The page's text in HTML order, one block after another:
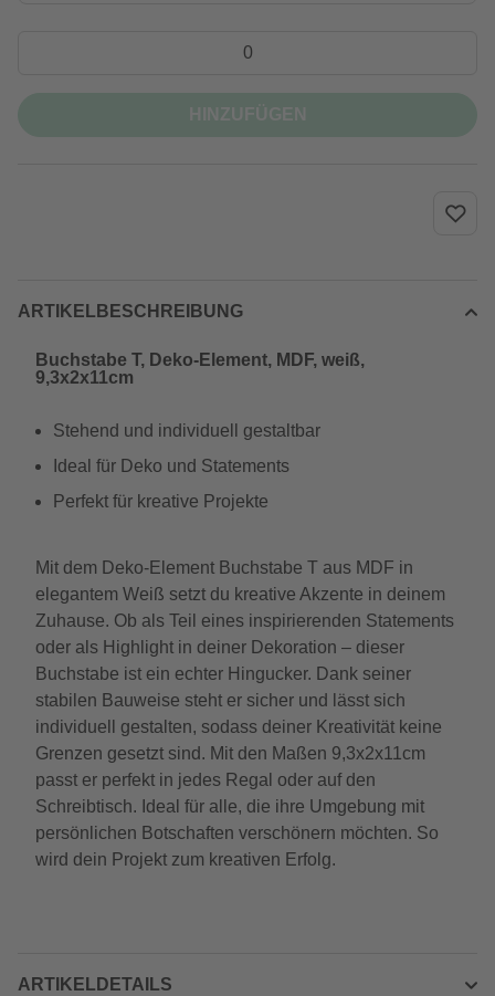
ARTIKELBESCHREIBUNG
Buchstabe T, Deko-Element, MDF, weiß,
9,3x2x11cm
Stehend und individuell gestaltbar
Ideal für Deko und Statements
Perfekt für kreative Projekte
Mit dem Deko-Element Buchstabe T aus MDF in
elegantem Weiß setzt du kreative Akzente in deinem
Zuhause. Ob als Teil eines inspirierenden Statements
oder als Highlight in deiner Dekoration – dieser
Buchstabe ist ein echter Hingucker. Dank seiner
stabilen Bauweise steht er sicher und lässt sich
individuell gestalten, sodass deiner Kreativität keine
Grenzen gesetzt sind. Mit den Maßen 9,3x2x11cm
passt er perfekt in jedes Regal oder auf den
Schreibtisch. Ideal für alle, die ihre Umgebung mit
persönlichen Botschaften verschönern möchten. So
wird dein Projekt zum kreativen Erfolg.
ARTIKELDETAILS